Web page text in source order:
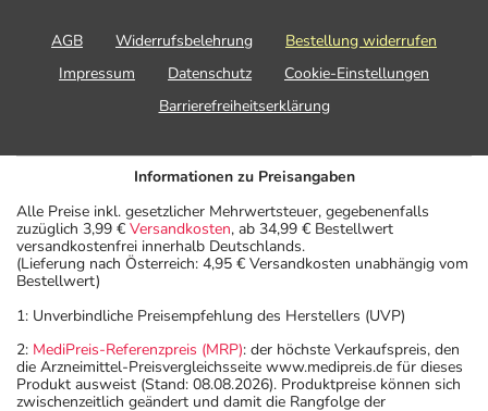
AGB Widerrufsbelehrung
Bestellung widerrufen
Impressum
Datenschutz
Cookie-Einstellungen
Barrierefreiheitserklärung
Informationen zu Preisangaben
Alle Preise inkl. gesetzlicher Mehrwertsteuer, gegebenenfalls
zuzüglich 3,99 € Versandkosten, ab 34,99 € Bestellwert
versandkostenfrei innerhalb Deutschlands.
(Lieferung nach Österreich: 4,95 € Versandkosten unabhängig vom
Bestellwert)
1: Unverbindliche Preisempfehlung des Herstellers (UVP)
2: MediPreis-Referenzpreis (MRP): der höchste Verkaufspreis, den
die Arzneimittel-Preisvergleichsseite www.medipreis.de für dieses
Produkt ausweist (Stand: 08.08.2026). Produktpreise können sich
zwischenzeitlich geändert und damit die Rangfolge der